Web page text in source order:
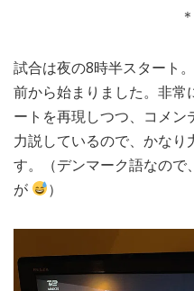
試合は夜の8時半スタート
前から始まりました。非常
ートを再現しつつ、コメ
力説しているので、かなり
す。（デンマーク語なので
が
）